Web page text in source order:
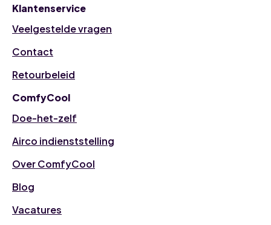
Klantenservice
Veelgestelde vragen
Contact
Retourbeleid
ComfyCool
Doe-het-zelf
Airco indienststelling
Over ComfyCool
Blog
Vacatures